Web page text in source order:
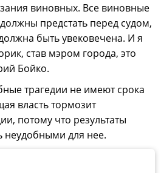
виновных. Все виновные
предстать перед судом,
быть увековечена. И я
став мэром города, это
Бойко.
трагедии не имеют срока
власть тормозит
потому что результаты
неудобными для нее.